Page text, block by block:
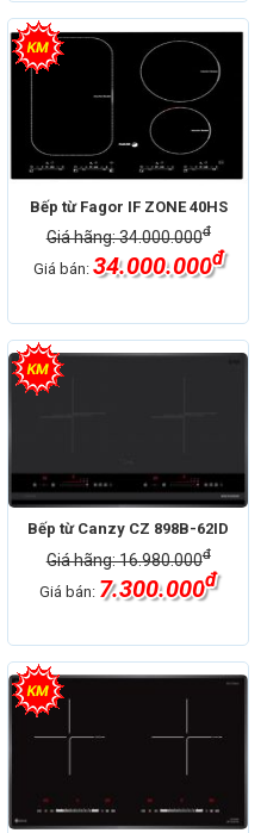
Bếp từ Fagor IF ZONE 40HS
Giá hãng: 34.000.000đ
Giá bán: 34.000.000đ
Bếp từ Canzy CZ 898B-62ID
Giá hãng: 16.980.000đ
Giá bán: 7.300.000đ